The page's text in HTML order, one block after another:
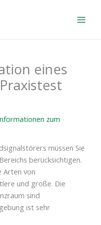
eines
zum
müssen Sie
berücksichtigen.
Arten von
und große. Die
sind
ist sehr